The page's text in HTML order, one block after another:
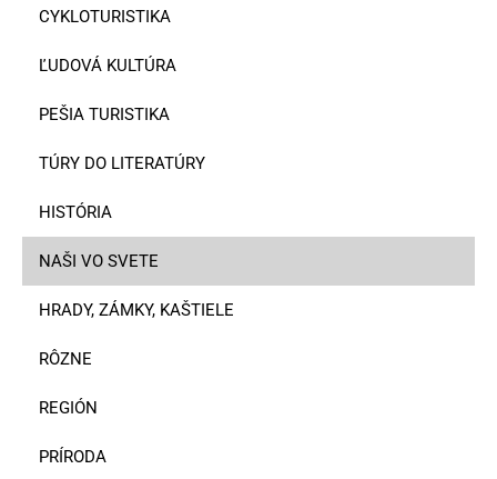
CYKLOTURISTIKA
ĽUDOVÁ KULTÚRA
PEŠIA TURISTIKA
TÚRY DO LITERATÚRY
HISTÓRIA
NAŠI VO SVETE
HRADY, ZÁMKY, KAŠTIELE
RÔZNE
REGIÓN
PRÍRODA